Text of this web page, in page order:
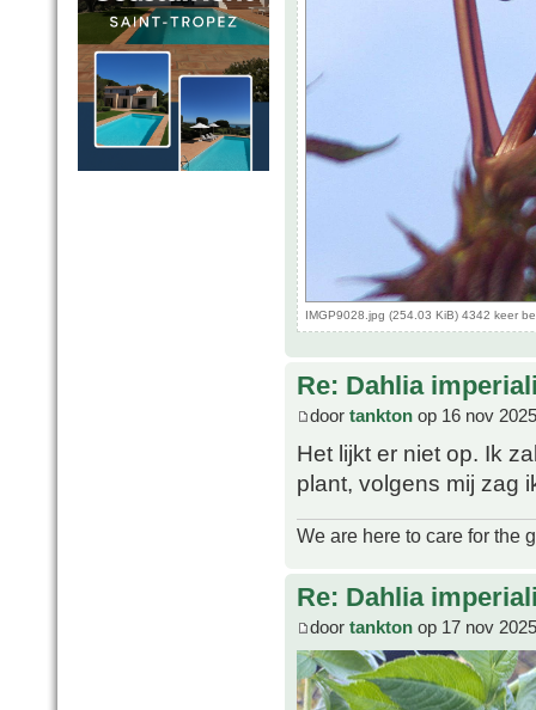
IMGP9028.jpg (254.03 KiB) 4342 keer
Re: Dahlia
door tankton op 16 nov
Het lijkt er niet op. Ik
plant, volgens mij zag
We are here to care for the
Re: Dahlia
door tankton op 17 nov